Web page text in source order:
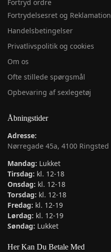
Fortryd ordre
Fortrydelsesret og Reklamation
Handelsbetingelser
Privatlivspolitik og cookies
Om os
Ofte stillede spørgsmål
Opbevaring af sexlegetøj
Åbningstider
Adresse:
Nørregade 45a, 4100 Ringsted
Mandag: Lukket
Tirsdag: kl. 12-18
Onsdag: kl. 12-18
Torsdag: kl. 12-18
Fredag: kl. 12-19
Lørdag: kl. 12-19
Søndag: Lukket
Her Kan Du Betale Med